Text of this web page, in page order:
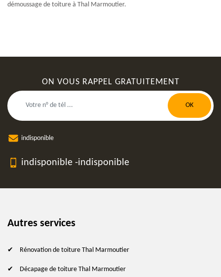
démoussage de toiture à Thal Marmoutier.
ON VOUS RAPPEL GRATUITEMENT
indisponible
indisponible -indisponible
Autres services
Rénovation de toiture Thal Marmoutier
Décapage de toiture Thal Marmoutier